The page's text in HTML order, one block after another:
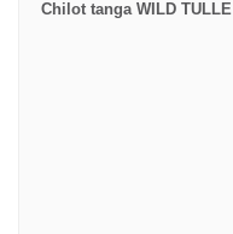
Chilot tanga WILD TULLE